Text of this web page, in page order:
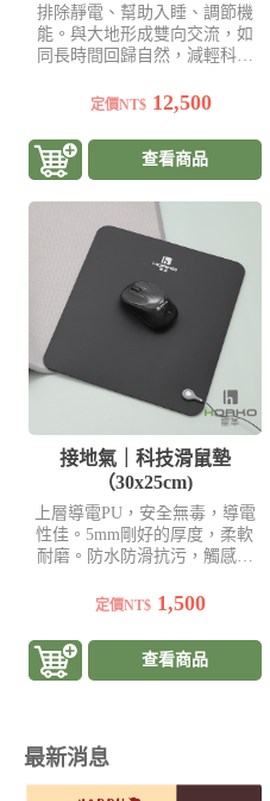
排除靜電、幫助入睡、調節機
能。與大地形成雙向交流，如
同長時間回歸自然，減輕科技
定價NT$12,500
查看商品
接地氣｜科技滑鼠墊
（30x25cm)
上層導電PU，安全無毒，導電
性佳。5mm剛好的厚度，柔軟
耐磨。防水防滑抗污，觸感滑
定價NT$ 1,500
查看商品
最新消息